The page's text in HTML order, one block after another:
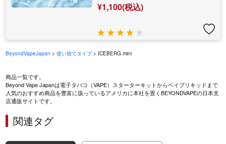
¥1,100(税込)
BeyondVapeJapan >使い捨てタイプ> ICEBERG mini
商品一覧です。
Beyond Vape Japanは電子タバコ（VAPE）スターターキットからベイプリキッドまで
人気のおすすめ商品を豊富に扱っているアメリカに本社を置くBEYONDVAPEの日本支
店通販サイトです。
関連タグ